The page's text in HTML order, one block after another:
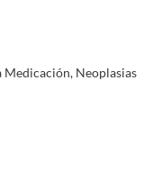
Neoplasias